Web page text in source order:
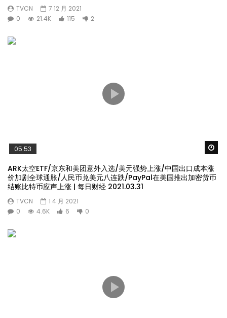
TVCN
7 12 月 2021
0
21.4K 115 2
05:53
ARK太空ETF/京东和美团意外入选/美元强势上涨/中国出口成本涨
价加剧全球通胀/人民币兑美元八连跌/PayPal在美国推出加密货币
结账比特币应声上涨 | 每日财经 2021.03.31
TVCN
1 4 月 2021
0
4.6K 6 0